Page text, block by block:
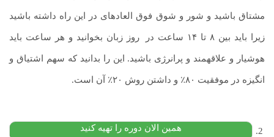
مشتاق باشید و شور و شوق فوق العاده­ای در این راه داشته باشید
زیرا باید بین ۸ تا ۱۴ ساعت در روز زبان بخوانید و هر ساعت باید
هوشیار و علاقه­مند و پرانرژی باشید. این را بدانید که سهم اشتیاق و
انگیزه در موفقیت ۸۰٪ و داشتن روش ۲۰٪ آن است.
همین الان دوره را تهیه کنید